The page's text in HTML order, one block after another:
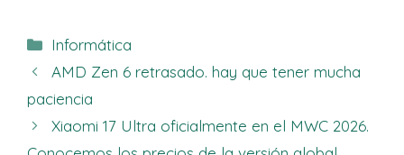
Categorías
Informática
AMD Zen 6 retrasado. hay que tener mucha
paciencia
Xiaomi 17 Ultra oficialmente en el MWC 2026.